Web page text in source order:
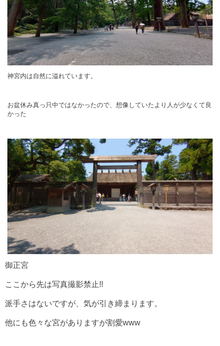
神宮内は自然に溢れています。
お盆休み真っ只中ではなかったので、想像していたより人が少なくて良
かった
御正宮
ここから先は写真撮影禁止!!
派手さはないですが、気が引き締まります。
他にも色々な宮がありますが割愛www